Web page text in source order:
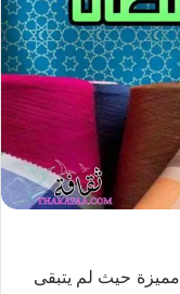
هل تبحث عن اقمشة رمضان في 2026 مميزة حيث لم يتبقى